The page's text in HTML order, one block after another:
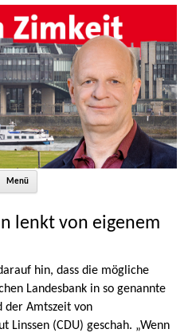
Menü
lenkt von eigenem
hin, dass die mögliche
Landesbank in so genannte
der Amtszeit von
Linssen (CDU) geschah. „Wenn